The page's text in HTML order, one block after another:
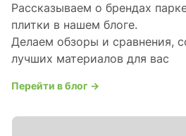
Рассказываем о брендах
плитки в нашем блоге.
Делаем обзоры и сравнения,
лучших материалов для вас
Перейти в блог →